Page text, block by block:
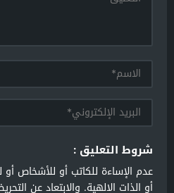
شروط التعليق :
عدم الإساءة للكاتب أو للأشخاص
أو الذات الالهية. والابتعاد عن